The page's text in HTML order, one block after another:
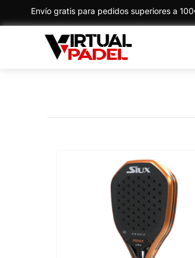
Envío gratis para pedidos superiores a